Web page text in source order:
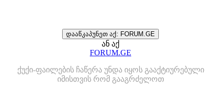
დააწკაპუნეთ აქ: FORUM.GE
ან აქ
FORUM.GE
ქუქი-ფაილების ჩაწერა უნდა იყოს გააქტიურებული
იმისთვის რომ გააგრძელოთ